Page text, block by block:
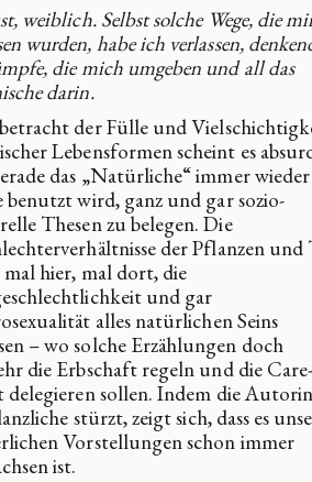
weiblich. Selbst solche Wege, die
wurden, habe ich verlassen,
die mich umgeben und all das
darin.
der Fülle und
Lebensformen scheint es
das „Natürliche“ immer wieder
benutzt wird, ganz und gar sozio-
Thesen zu belegen. Die
der Pflanzen und
mal hier, mal dort, die
und gar
alles natürlichen Seins
– wo solche Erzählungen doch
die Erbschaft regeln und die Care-
delegieren sollen. Indem die
stürzt, zeigt sich, dass es
Vorstellungen schon immer
ist.